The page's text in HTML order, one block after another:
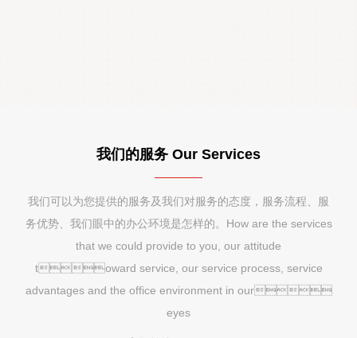
我们的服务 Our Services
我们可以为您提供的服务及我们对服务的态度，服务流程、服
务优势、我们眼中的办公环境是怎样的。How are the services
that we could provide to you, our attitude
toward service, our service process, service
advantages and the office environment in our
eyes